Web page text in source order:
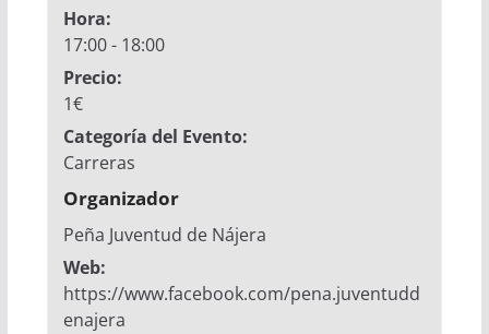
Hora:
17:00 - 18:00
Precio:
1€
Categoría del Evento:
Carreras
Organizador
Peña Juventud de Nájera
Web:
https://www.facebook.com/pena.juventudd
enajera